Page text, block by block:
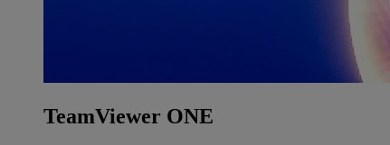
TeamViewer ONE